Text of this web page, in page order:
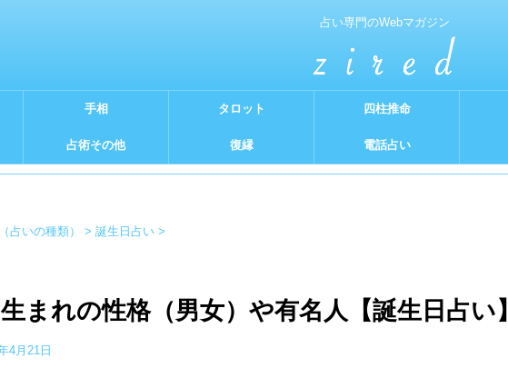
占い専門のWebマガジン
手相 タロット 四柱推命
占術その他 復縁 電話占い
占いの種類） > 誕生日占い >
まれの性格（男女）や有名人【誕生日占い】
4月21日